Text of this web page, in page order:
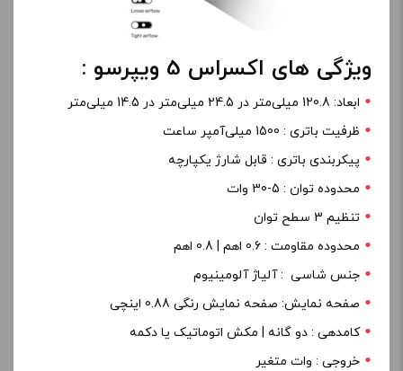
ویژگی های اکسراس 5 ویپرسو :
ابعاد: 120.8 میلی‌متر در 24.5 میلی‌متر در 14.5 میلی‌متر
ظرفیت باتری : 1500 میلی‌آمپر ساعت
پیکربندی باتری : قابل شارژ یکپارچه
محدوده توان : 5-30 وات
تنظیم 3 سطح توان
محدوده مقاومت : 0.6 اهم | 0.8 اهم
جنس شاسی : آلیاژ آلومینیوم
صفحه نمایش: صفحه نمایش رنگی 0.88 اینچی
کامدهی : دو گانه | مکش اتوماتیک یا دکمه
خروجی : وات متغیر